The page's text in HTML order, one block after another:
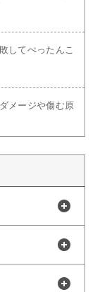
してぺったんこ
メージや傷む原